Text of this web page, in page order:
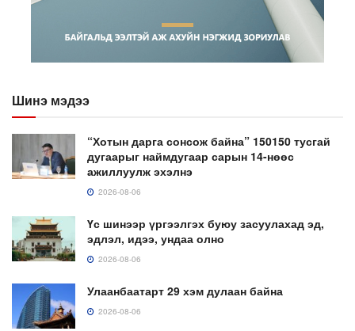
Шинэ мэдээ
“Хотын дарга сонсож байна” 150150 тусгай
дугаарыг наймдугаар сарын 14-нөөс
ажиллуулж эхэлнэ
2026-08-06
Үс шинээр үргээлгэх буюу засуулахад эд,
эдлэл, идээ, ундаа олно
2026-08-06
Улаанбаатарт 29 хэм дулаан байна
2026-08-06